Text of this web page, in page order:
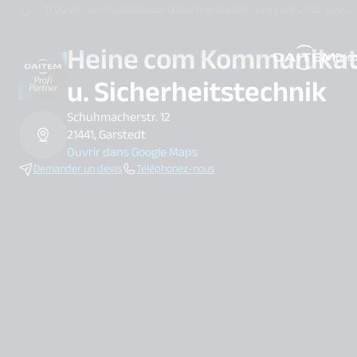
search.label
Heine com
u. Sicherheitstechnik
Schuhmacherstr. 12
21441, Garstedt
Ouvrir dans Google Maps
Demander un devis Téléphonez-nous